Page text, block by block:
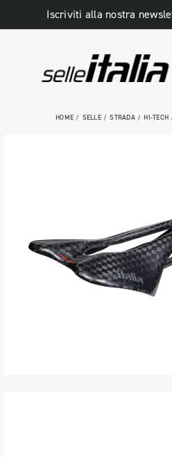
Iscriviti alla nostra
HOME SELLE STRADA HI-TECH